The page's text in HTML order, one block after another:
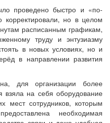
проведено быстро и «по-
корректировали, но в целом
расписанным графикам,
труду и энтузиазму
в новых условиях, но и
в направлении развития
для организации более
на себя оборудование
мест сотрудников, которым
необходимая